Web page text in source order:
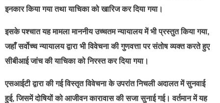
इनकार किया गया तथा याचिका को खारिज कर दिया गया।
इसके पश्चात यह मामला माननीय उच्चतम न्यायालय में भी प्रस्तुत किया गया,
जहाँ सर्वोच्च न्यायालय द्वारा भी विवेचना की गुणवत्ता पर संतोष व्यक्त करते हुए
सीबीआई जांच की याचिका को निरस्त कर दिया गया।
एसआईटी द्वारा की गई विस्तृत विवेचना के उपरांत निचली अदालत में सुनवाई
हुई, जिसमें दोषियों को आजीवन कारावास की सजा सुनाई गई। वर्तमान में यह